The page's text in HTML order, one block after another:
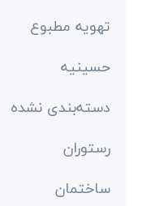
تهویه مطبوع
حسینیه
دسته‌بندی نشده
رستوران
ساختمان